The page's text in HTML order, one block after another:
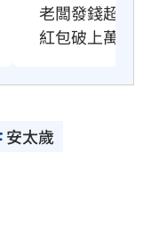
老闆發錢超阿
紅包破上萬
安太歲